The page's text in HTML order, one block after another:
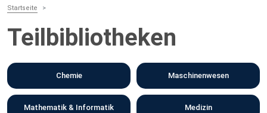
Startseite
Teilbibliotheken
Chemie Maschinenwesen
Mathematik & Informatik Medizin